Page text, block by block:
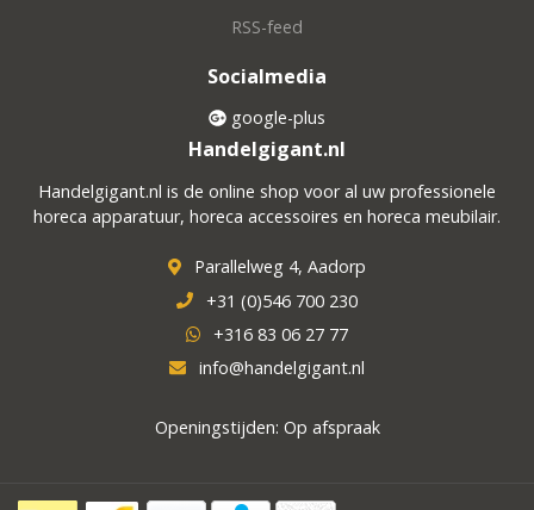
RSS-feed
Socialmedia
google-plus
Handelgigant.nl
Handelgigant.nl is de online shop voor al uw professionele
horeca apparatuur, horeca accessoires en horeca meubilair.
Parallelweg 4, Aadorp
+31 (0)546 700 230
+316 83 06 27 77
info@handelgigant.nl
Openingstijden: Op afspraak